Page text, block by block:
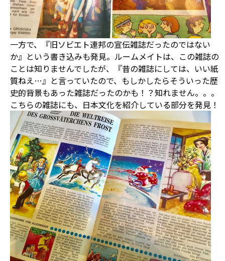
一方で、『旧ソビエト連邦の宣伝雑誌だったのではない
か』という書き込みも発見。ルームメイトは、この雑誌の
ことは知りませんでしたが、『昔の雑誌にしては、いい紙
質ねえ…』と言っていたので、もしかしたらそういった歴
史的背景もあった雑誌だったのかも！？知れません。。。
こちらの雑誌にも、日本文化を紹介している部分を発見！